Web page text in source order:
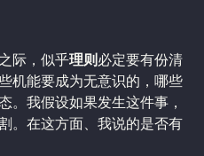
际，似乎理则必定要有份清
机能要成为无意识的，哪些
。我假设如果发生这件事，
。在这方面、我说的是否有